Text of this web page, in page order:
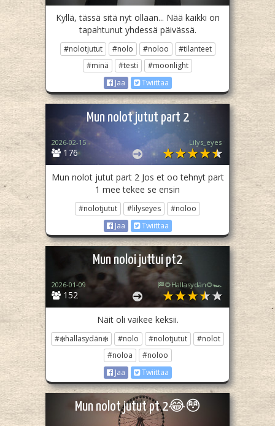
Kyllä, tässä sitä nyt ollaan... Nää kaikki on
tapahtunut yhdessä päivässä.
#nolotjutut #nolo #noloo
#tilanteet
#minä
#testi
#moonlight
Jaa
Twiittaa
Mun nolot jutut part 2
176
2026-02-15 Lilys_eyes
Mun nolot jutut part 2 Jos et oo tehnyt part
1 mee tekee se ensin
#nolotjutut #lilyseyes
#noloo
Jaa
Twiittaa
Mun noloi juttui pt2
152
2026-01-09 🏁🌻Hallasydän🌻🏎️
Näit oli vaikee keksii.
#❄️hallasydän❄️ #nolo #nolotjutut
#nolot
#noloa
#noloo
Jaa
Twiittaa
Mun nolot jutut pt 2😂😳